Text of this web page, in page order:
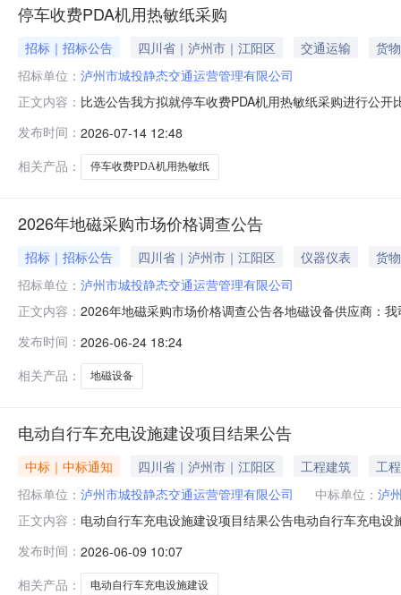
停车收费PDA机用热敏纸采购
招标｜招标公告 四川省｜泸州市｜江阳区 交通运输
货物
招标单位： 泸州市城投静态交通运营管理有限公司
正文内容： 比选公告我方拟就停车收费PDA机用热敏纸采购进行公
57MM*30MM。4、供货期：合同签订之日起一年。供货
人所报价格中包含成
发布时间： 2026-07-14 12:48
相关产品：
停车收费PDA机用热敏纸
2026年地磁采购市场价格调查公告
招标｜招标公告 四川省｜泸州市｜江阳区 仪器仪表
货物
招标单位： 泸州市城投静态交通运营管理有限公司
正文内容： 2026年地磁采购市场价格调查公告各地磁设备供应商：
测距离0-0.5米及以上、雷达探测距离0-5米及以上；响
发布时间： 2026-06-24 18:24
相关产品：
地磁设备
电动自行车充电设施建设项目结果公告
中标｜中标通知 四川省｜泸州市｜江阳区 工程建筑
工程
招标单位： 泸州市城投静态交通运营管理有限公司 中标单位： 泸
正文内容： 电动自行车充电设施建设项目结果公告电动自行车充电
限公司2026年6月9日
发布时间： 2026-06-09 10:07
相关产品：
电动自行车充电设施建设